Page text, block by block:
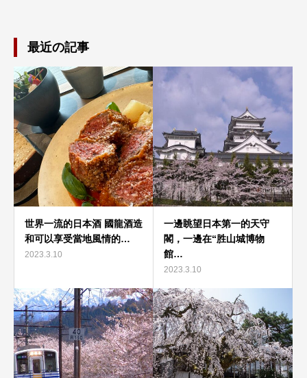
最近の記事
世界一流的日本酒 國龍酒造
和可以享受當地風情的…
2023.3.10
一邊眺望日本第一的天守
閣，一邊在“胜山城博物
館…
2023.3.10